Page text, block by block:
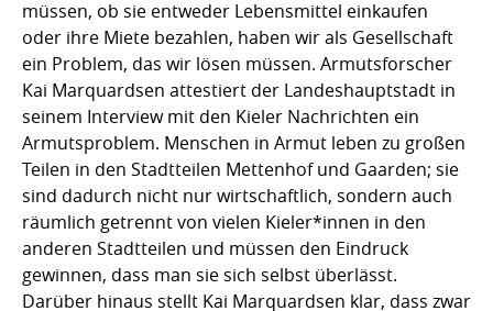
müssen, ob sie entweder Lebensmittel einkaufen
oder ihre Miete bezahlen, haben wir als Gesellschaft
ein Problem, das wir lösen müssen. Armutsforscher
Kai Marquardsen attestiert der Landeshauptstadt in
seinem Interview mit den Kieler Nachrichten ein
Armutsproblem. Menschen in Armut leben zu großen
Teilen in den Stadtteilen Mettenhof und Gaarden; sie
sind dadurch nicht nur wirtschaftlich, sondern auch
räumlich getrennt von vielen Kieler*innen in den
anderen Stadtteilen und müssen den Eindruck
gewinnen, dass man sie sich selbst überlässt.
Darüber hinaus stellt Kai Marquardsen klar, dass zwar